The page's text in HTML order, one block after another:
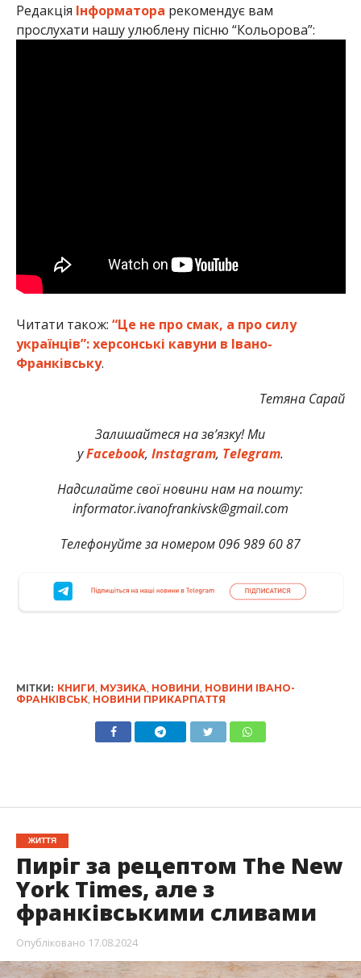
Редакція Інформатора рекомендує вам
прослухати нашу улюблену пісню “Кольорова”:
Читати також: “Це не про смак, а про силу
українців”: херсонські кавуни в Івано-
Франківську.
Тетяна Сарай
Залишайтеся на зв’язку! Ми
уFacebook, Instagram, Telegram.
Надсилайте свої новини нам на пошту:
informator.ivanofrankivsk@gmail.com
Телефонуйте за номером 096 989 60 87
МІТКИ: КНИГИ, МУЗИКА, НОВИНИ, НОВИНИ ІВАНО-
ФРАНКІВСЬК, НОВИНИ ПРИКАРПАТТЯ
ЖИТТЯ
Пиріг за рецептом The New
York Times, але з
франківськими сливами
Опубліковано 17.08.2024